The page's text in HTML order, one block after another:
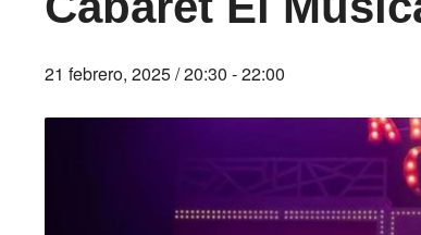
21 febrero, 2025 / 20:30 -22:00